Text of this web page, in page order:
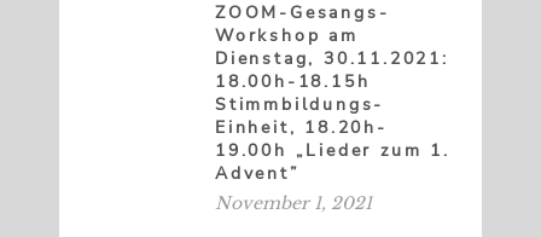
ZOOM-Gesangs-
Workshop am
Dienstag, 30.11.2021:
18.00h-18.15h
Stimmbildungs-
Einheit, 18.20h-
19.00h „Lieder zum 1.
Advent”
November 1, 2021